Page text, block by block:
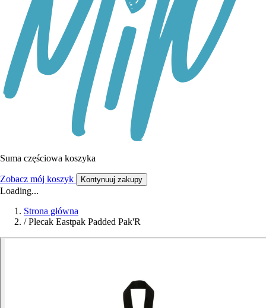
Suma częściowa koszyka
Zobacz mój koszyk Kontynuuj zakupy
Loading...
Strona główna
/ Plecak Eastpak Padded Pak'R